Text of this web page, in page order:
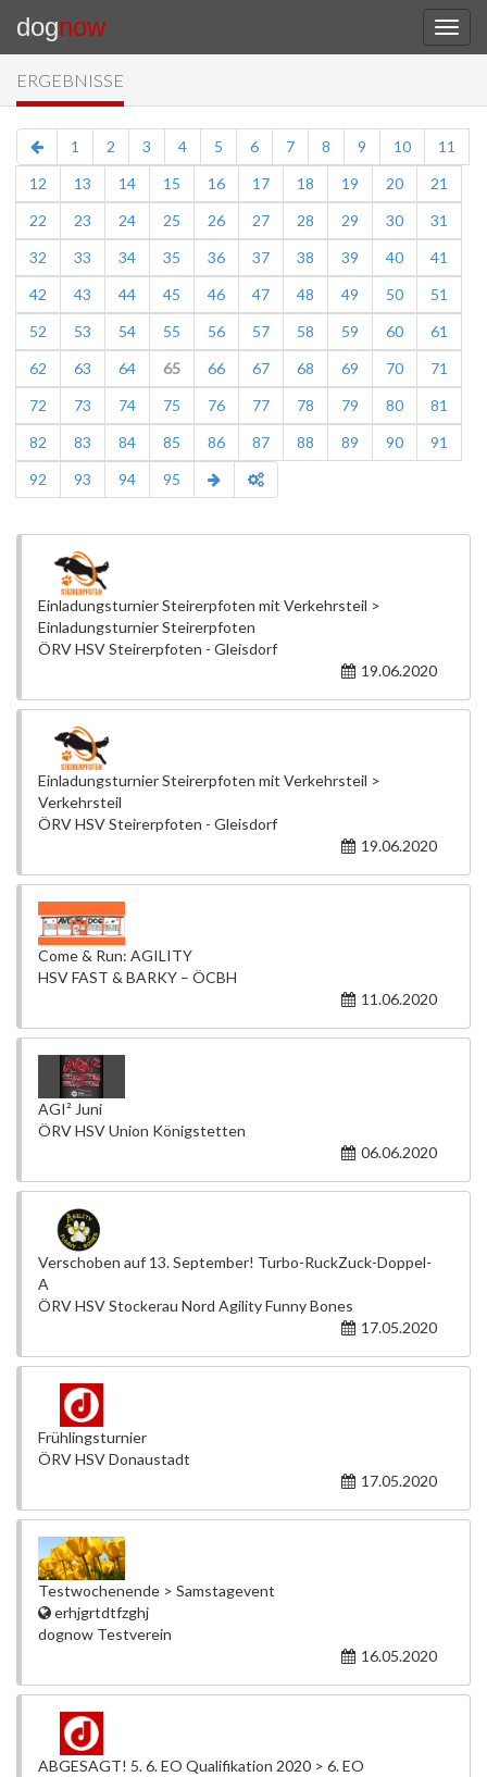
dognow
ERGEBNISSE
1 2 3 4 5 6 7 8 9 10
11
12
13 14 15 16 17 18 19 20
21
22
23 24 25 26 27 28 29 30
31
32
33 34 35 36 37 38 39 40
41
42
43 44 45 46 47 48 49 50
51
52
53 54 55 56 57 58 59 60
61
62
63 64 65 66 67 68 69 70
71
72
73 74 75 76 77 78 79 80
81
82
83 84 85 86 87 88 89 90
91
92
93 94 95
Einladungsturnier Steirerpfoten mit Verkehrsteil >
Einladungsturnier Steirerpfoten
ÖRV HSV Steirerpfoten - Gleisdorf
19.06.2020
Einladungsturnier Steirerpfoten mit Verkehrsteil >
Verkehrsteil
ÖRV HSV Steirerpfoten - Gleisdorf
19.06.2020
Come & Run: AGILITY
HSV FAST & BARKY – ÖCBH
11.06.2020
AGI² Juni
ÖRV HSV Union Königstetten
06.06.2020
Verschoben auf 13. September! Turbo-RuckZuck-Doppel-
A
ÖRV HSV Stockerau Nord Agility Funny Bones
17.05.2020
Frühlingsturnier
ÖRV HSV Donaustadt
17.05.2020
Testwochenende > Samstagevent
erhjgrtdtfzghj
dognow Testverein
16.05.2020
ABGESAGT! 5. 6. EO Qualifikation 2020 > 6. EO